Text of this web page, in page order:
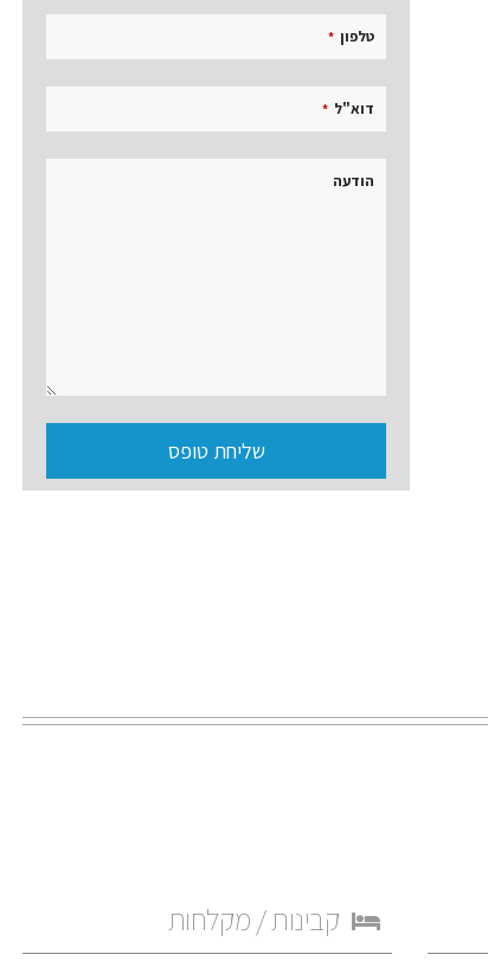
טלפון *
דוא"ל *
הודעה
שליחת טופס
שדה
קבינות / מקלחות